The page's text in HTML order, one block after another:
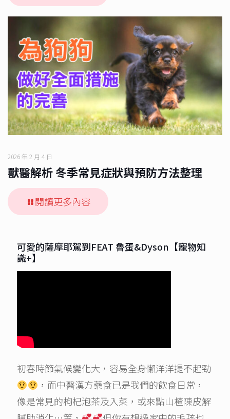
2026 年 2 月 4 日
獸醫解析 冬季常見症狀與預防方法整理
閱讀更多內容
可愛的薩摩耶駕到FEAT 魯蛋&Dyson【寵物知
識+】
初春時節氣候變化大，容易全身懶洋洋提不起勁
，而中醫漢方藥食已是我們的飲食日常，
像是常見的枸杞泡茶及入菜，或來點山楂陳皮解